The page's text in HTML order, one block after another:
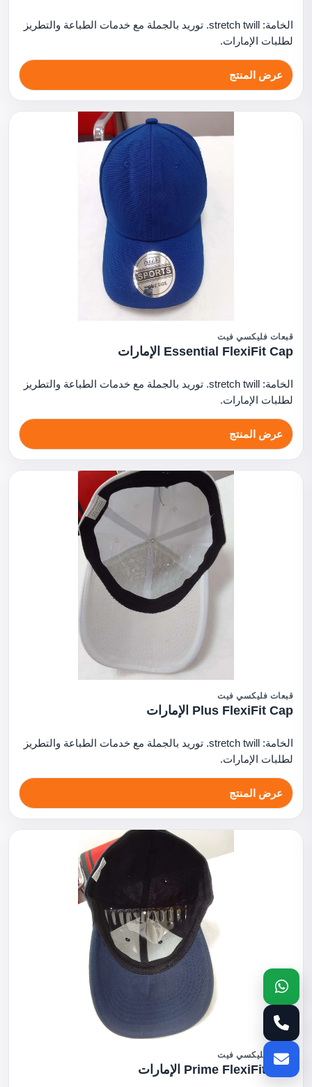
الخامة: stretch twill. توريد بالجملة مع خدمات الطباعة والتطريز
لطلبات الإمارات.
عرض المنتج
قبعات فليكسي فيت
Essential FlexiFit Cap الإمارات
الخامة: stretch twill. توريد بالجملة مع خدمات الطباعة والتطريز
لطلبات الإمارات.
عرض المنتج
قبعات فليكسي فيت
Plus FlexiFit Cap الإمارات
الخامة: stretch twill. توريد بالجملة مع خدمات الطباعة والتطريز
لطلبات الإمارات.
عرض المنتج
قبعات فليكسي فيت
Prime FlexiFit Cap الإمارات